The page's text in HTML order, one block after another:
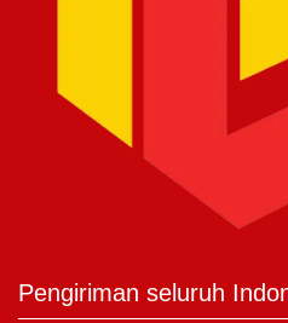
Pengiriman seluruh